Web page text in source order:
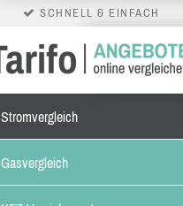
SCHNELL & EINFACH
Stromvergleich
Gasvergleich